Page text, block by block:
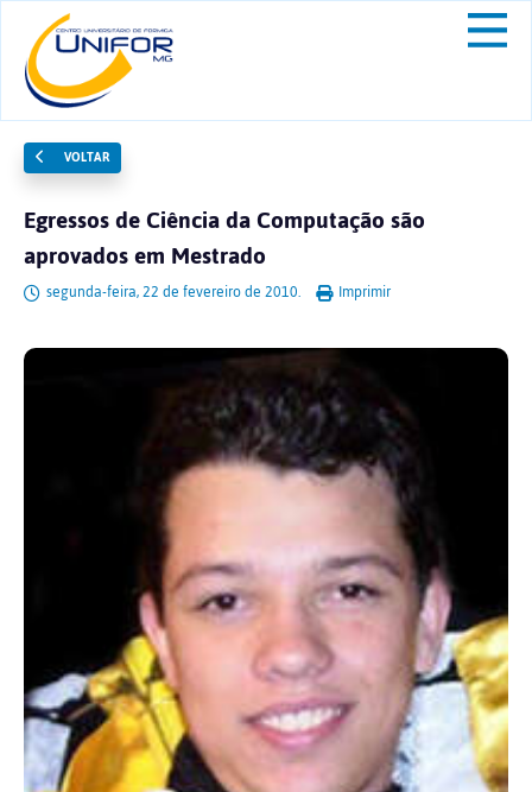
VOLTAR
Egressos de Ciência da Computação são
aprovados em Mestrado
segunda-feira, 22 de fevereiro de 2010. Imprimir